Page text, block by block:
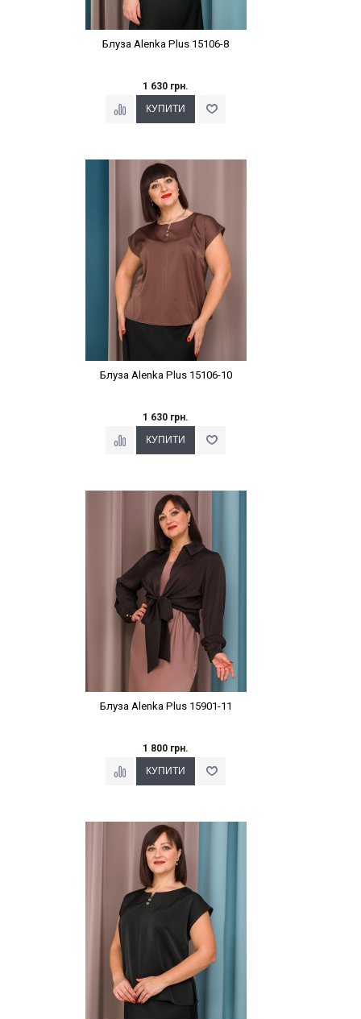
Блуза Alenka Plus 15106-8
1 630 грн.
Наклейки Варіант з %
Блуза Alenka Plus 15106-10
1 630 грн.
Наклейки Варіант з %
Блуза Alenka Plus 15901-11
1 800 грн.
Наклейки Варіант з %